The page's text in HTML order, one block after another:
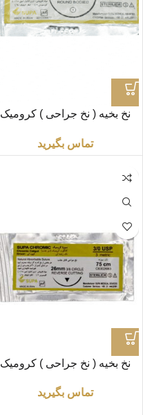
نخ بخیه ( نخ جراحی ) کرومیک
تماس بگیرید
نخ بخیه ( نخ جراحی ) کرومیک
تماس بگیرید